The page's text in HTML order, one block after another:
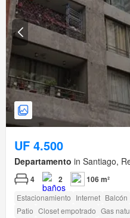
UF 4.500
Departamento in Santiago,
4 2 106 m²
Estacionamiento Internet Balcón
Patio Closet empotrado Gas